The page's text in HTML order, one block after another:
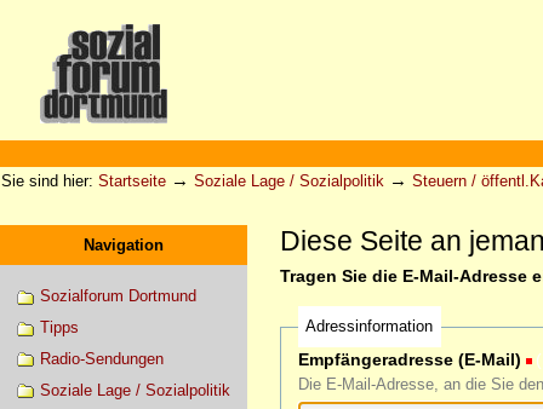
Werkzeuge
Sie sind hier: Startseite → Soziale Lage / Sozialpolitik → Steuern /
Navigation
Sozialforum Dortmund
Tipps
Radio-Sendungen
Soziale Lage / Sozialpolitik
Diese Seite an
Tragen Sie die E-Mail-Adresse
Adressinformation
Empfängeradresse (E-Mail)
Die E-Mail-Adresse, an die Sie